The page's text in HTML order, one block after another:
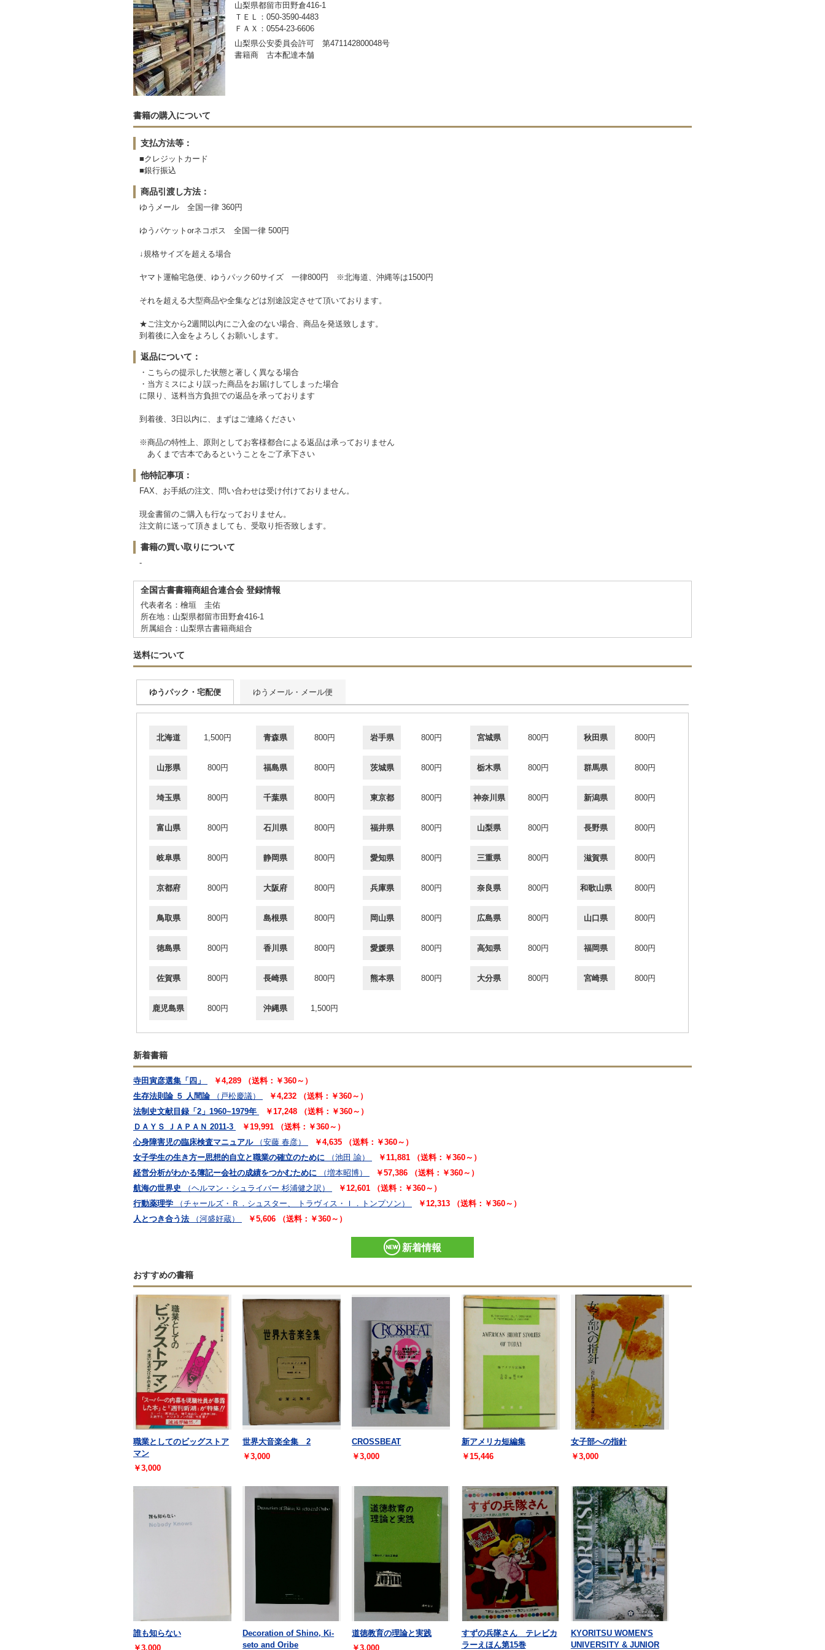
山梨県都留市田野倉416-1
ＴＥＬ：050-3590-4483
ＦＡＸ：0554-23-6606
山梨県公安委員会許可 第471142800048号
書籍商 古本配達本舗
書籍の購入について
支払方法等：
■クレジットカード
■銀行振込
商品引渡し方法：
ゆうメール 全国一律 360円
ゆうパケットorネコポス 全国一律 500円
↓規格サイズを超える場合
ヤマト運輸宅急便、ゆうパック60サイズ 一律800円 ※北海道、沖縄等は1500円
それを超える大型商品や全集などは別途設定させて頂いております。
★ご注文から2週間以内にご入金のない場合、商品を発送致します。
到着後に入金をよろしくお願いします。
返品について：
・こちらの提示した状態と著しく異なる場合
・当方ミスにより誤った商品をお届けしてしまった場合
に限り、送料当方負担での返品を承っております
到着後、3日以内に、まずはご連絡ください
※商品の特性上、原則としてお客様都合による返品は承っておりません
あくまで古本であるということをご了承下さい
他特記事項：
FAX、お手紙の注文、問い合わせは受け付けておりません。
現金書留のご購入も行なっておりません。
注文前に送って頂きましても、受取り拒否致します。
書籍の買い取りについて
-
全国古書書籍商組合連合会 登録情報
代表者名：檜垣 圭佑
所在地：山梨県都留市田野倉416-1
所属組合：山梨県古書籍商組合
送料について
ゆうパック・宅配便 ゆうメール・メール便
北海道 1,500円 青森県 800円 岩手県 800円 宮城県 800円 秋田県 800円
山形県 800円 福島県 800円 茨城県 800円 栃木県 800円 群馬県 800円
埼玉県 800円 千葉県 800円 東京都 800円 神奈川県 800円 新潟県 800円
富山県 800円 石川県 800円 福井県 800円 山梨県 800円 長野県 800円
岐阜県 800円 静岡県 800円 愛知県 800円 三重県 800円 滋賀県 800円
京都府 800円 大阪府 800円 兵庫県 800円 奈良県 800円 和歌山県 800円
鳥取県 800円 島根県 800円 岡山県 800円 広島県 800円 山口県 800円
徳島県 800円 香川県 800円 愛媛県 800円 高知県 800円 福岡県 800円
佐賀県 800円 長崎県 800円 熊本県 800円 大分県 800円 宮崎県 800円
鹿児島県 800円 沖縄県 1,500円
新着書籍
寺田寅彦選集「四」
￥4,289 （送料：￥360～）
生存法則論 ５ 人間論
（戸松慶議）
￥4,232 （送料：￥360～）
法制史文献目録「2」1960~1979年
￥17,248 （送料：￥360～）
ＤＡＹＳ ＪＡＰＡＮ 2011-3
￥19,991 （送料：￥360～）
心身障害児の臨床検査マニュアル
（安藤 春彦）
￥4,635 （送料：￥360～）
女子学生の生き方ー思想的自立と職業の確立のために
（池田 諭）
￥11,881 （送料：￥360～）
経営分析がわかる簿記ー会社の成績をつかむために
（増本昭博）
￥57,386 （送料：￥360～）
航海の世界史
（ヘルマン・シュライバー 杉浦健之訳）
￥12,601 （送料：￥360～）
行動薬理学
（チャールズ・Ｒ．シュスター、 トラヴィス・Ｉ．トンプソン）
￥12,313 （送料：￥360～）
人とつき合う法
（河盛好蔵） ￥5,606 （送料：￥360～）
新着情報
おすすめの書籍
職業としてのビッグストア
マン
￥3,000
世界大音楽全集 2
￥3,000
CROSSBEAT
￥3,000
新アメリカ短編集
￥15,446
女子部への指針
￥3,000
誰も知らない
￥3,000
Decoration of Shino, Ki-
seto and Oribe
道徳教育の理論と実践
￥3,000
すずの兵隊さん テレビカ
ラーえほん第15巻
KYORITSU WOMEN'S
UNIVERSITY & JUNIOR